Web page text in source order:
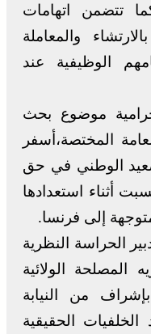
تتضمن اتهامات
والمعاملة
الوظيفية عند
موضوع بحث
المختصة،أسفر
الوطني في حق
أثناء استعدادها
إلى فرنسا.
الحراسة النظرية
الولائية
من النيابة
الحقيقية